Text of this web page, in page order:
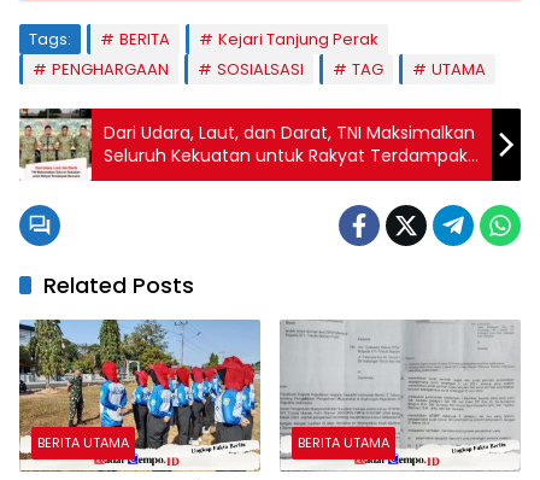
Tags: BERITA
Kejari Tanjung Perak
PENGHARGAAN
SOSIALSASI TAG UTAMA
Dari Udara, Laut, dan Darat, TNI Maksimalkan
Seluruh Kekuatan untuk Rakyat Terdampak
Bencana
Related Posts
BERITA UTAMA BERITA UTAMA